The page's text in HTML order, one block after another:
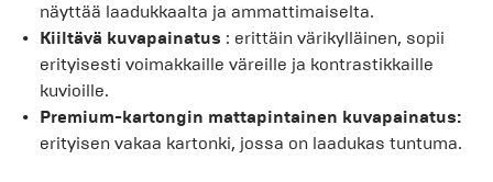
näyttää laadukkaalta ja ammattimaiselta.
Kiiltävä kuvapainatus : erittäin värikylläinen, sopii
erityisesti voimakkaille väreille ja kontrastikkaille
kuvioille.
Premium-kartongin mattapintainen kuvapainatus:
erityisen vakaa kartonki, jossa on laadukas tuntuma.